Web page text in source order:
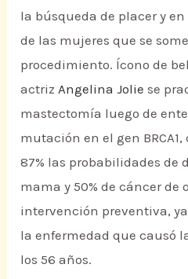
la búsqueda de placer y
de las mujeres que se
procedimiento. Ícono de
actrizAngelina Jolie se
mastectomía luego de
mutación en el gen
87% las probabilidades de
mama y 50% de cáncer de
intervención preventiva,
la enfermedad que causó
los 56 años.